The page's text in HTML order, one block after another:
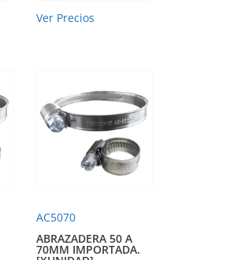
Ver Precios
AC5070
ABRAZADERA 50 A
70MM IMPORTADA.